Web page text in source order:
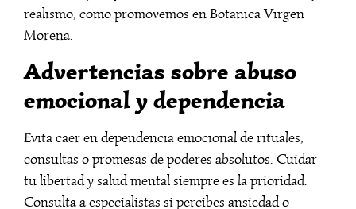
realismo, como promovemos en Botanica Virgen
Morena.
Advertencias sobre abuso
emocional y dependencia
Evita caer en dependencia emocional de rituales,
consultas o promesas de poderes absolutos. Cuidar
tu libertad y salud mental siempre es la prioridad.
Consulta a especialistas si percibes ansiedad o